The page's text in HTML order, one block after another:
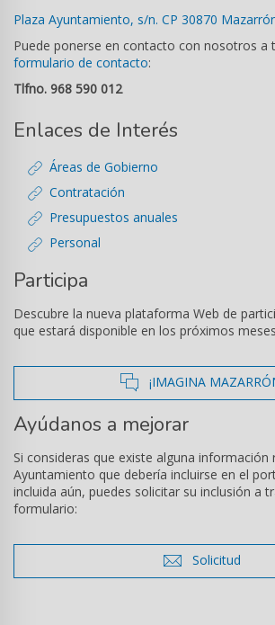
Plaza Ayuntamiento, s/n. CP 30870
Puede ponerse en contacto con nosotros a
formulario de contacto:
Tlfno. 968 590 012
Enlaces de Interés
Áreas de Gobierno
Contratación
Presupuestos anuales
Personal
Participa
Descubre la nueva plataforma Web de
que estará disponible en los próximos
icono
de
comentarios
¡IMAGINA
Ayúdanos a mejorar
Si consideras que existe alguna información
Ayuntamiento que debería incluirse en el
incluida aún, puedes solicitar su inclusión a
formulario:
icono
de
Solicitud